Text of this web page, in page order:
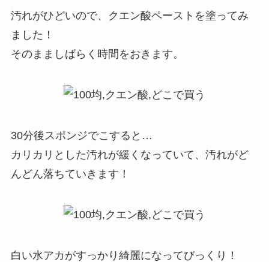
汚れがひどいので、クエン酸ペーストを塗ってみ
ました！
そのまましばらく時間をおきます。
30分後スポンジでこすると…
カリカリとした汚れが緩くなっていて、汚れがど
んどん落ちていきます！
白い水アカがすっかり綺麗になってびっくり！